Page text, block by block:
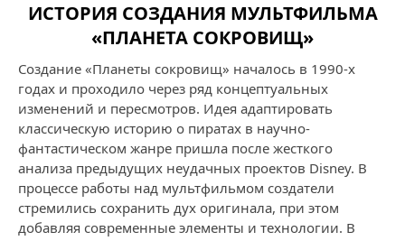
ИСТОРИЯ СОЗДАНИЯ МУЛЬТФИЛЬМА
«ПЛАНЕТА СОКРОВИЩ»
Создание «Планеты сокровищ» началось в 1990-х
годах и проходило через ряд концептуальных
изменений и пересмотров. Идея адаптировать
классическую историю о пиратах в научно-
фантастическом жанре пришла после жесткого
анализа предыдущих неудачных проектов Disney. В
процессе работы над мультфильмом создатели
стремились сохранить дух оригинала, при этом
добавляя современные элементы и технологии. В